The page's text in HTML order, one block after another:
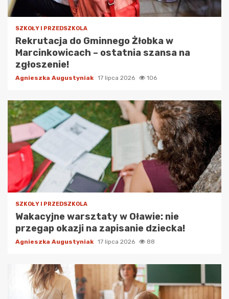
SZKOŁY I PRZEDSZKOLA
Rekrutacja do Gminnego Żłobka w
Marcinkowicach – ostatnia szansa na
zgłoszenie!
Agnieszka Augustyniak 17 lipca 2026 106
SZKOŁY I PRZEDSZKOLA
Wakacyjne warsztaty w Oławie: nie
przegap okazji na zapisanie dziecka!
Agnieszka Augustyniak 17 lipca 2026 88